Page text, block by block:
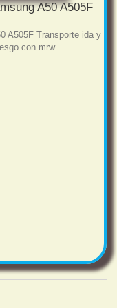
A50 A505F
A505F Transporte ida y
con mrw.